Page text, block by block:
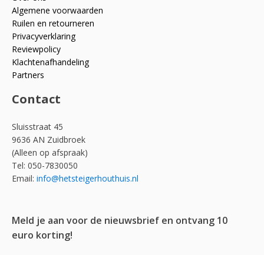
Algemene voorwaarden
Ruilen en retourneren
Privacyverklaring
Reviewpolicy
Klachtenafhandeling
Partners
Contact
Sluisstraat 45
9636 AN Zuidbroek
(Alleen op afspraak)
Tel: 050-7830050
Email: info@hetsteigerhouthuis.nl
Meld je aan voor de nieuwsbrief en ontvang 10
euro korting!